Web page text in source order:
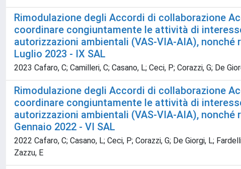
Rimodulazione degli Accordi di collaborazione
coordinare congiuntamente le attività di
autorizzazioni ambientali (VAS-VIA-AIA),
Luglio 2023 - IX SAL
2023 Cafaro, C; Camilleri, C; Casano, L; Ceci, P; Corazzi, G; De
Rimodulazione degli Accordi di collaborazione
coordinare congiuntamente le attività di
autorizzazioni ambientali (VAS-VIA-AIA),
Gennaio 2022 - VI SAL
2022 Cafaro, C; Casano, L; Ceci, P; Corazzi, G; De Giorgi, L;
Zazzu, E